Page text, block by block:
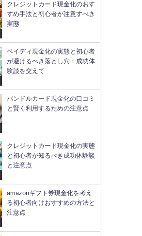
クレジットカード現金化のおす
すめ手法と初心者が注意すべき
実態
ペイディ現金化の実態と初心者
が避けるべき落とし穴：成功体
験談を交えて
バンドルカード現金化の口コミ
と賢く利用するための注意点
クレジットカード現金化の実態
と初心者が知るべき成功体験談
と注意点
amazonギフト券現金化を考え
る初心者向けおすすめの方法と
注意点